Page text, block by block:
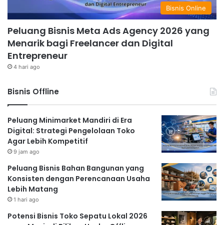
Bisnis Online
Peluang Bisnis Meta Ads Agency 2026 yang
Menarik bagi Freelancer dan Digital
Entrepreneur
4 hari ago
Bisnis Offline
Peluang Minimarket Mandiri di Era
Digital: Strategi Pengelolaan Toko
Agar Lebih Kompetitif
9 jam ago
Peluang Bisnis Bahan Bangunan yang
Konsisten dengan Perencanaan Usaha
Lebih Matang
1 hari ago
Potensi Bisnis Toko Sepatu Lokal 2026